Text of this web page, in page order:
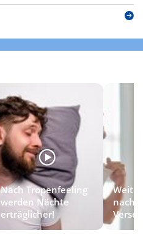
Nach Tropenfeeling
werden Nächte
erträglicher!
nach